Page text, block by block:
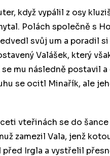
když vypálil z osy
Polách společně s
svůj um a poradil
Valášek, který
mu následně postavil
se ocitl Minařík, ale
vteřinách se do
zamezil Vala, jenž
Irgla a vystřelil